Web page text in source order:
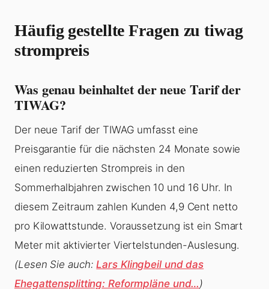
Häufig gestellte Fragen zu tiwag
strompreis
Was genau beinhaltet der neue Tarif der
TIWAG?
Der neue Tarif der TIWAG umfasst eine
Preisgarantie für die nächsten 24 Monate sowie
einen reduzierten Strompreis in den
Sommerhalbjahren zwischen 10 und 16 Uhr. In
diesem Zeitraum zahlen Kunden 4,9 Cent netto
pro Kilowattstunde. Voraussetzung ist ein Smart
Meter mit aktivierter Viertelstunden-Auslesung.
(Lesen Sie auch:Lars Klingbeil und das
Ehegattensplitting: Reformpläne und…)